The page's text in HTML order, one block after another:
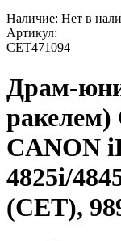
Наличие: Нет в
Артикул:
CET471094
Драм-
ракелем)
CANON
4825i/
(CET),